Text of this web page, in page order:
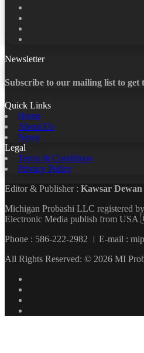
Newsletter
Subscribe to our mailing list to get
Quick Links
Home
About Us
News
Legal
Terms & Conditions
Privacy Policy
Editor & Publisher : Kawsar Dewan
Michigan Probashi LLC registered
Electronic Media publish from
Phone : 586-222-2982 । E-mail :
All Rights Reserved: © 2026 MI